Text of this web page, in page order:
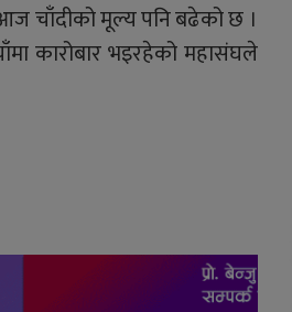
चाँदीको मूल्य पनि बढेको छ ।
कारोबार भइरहेको महासंघले